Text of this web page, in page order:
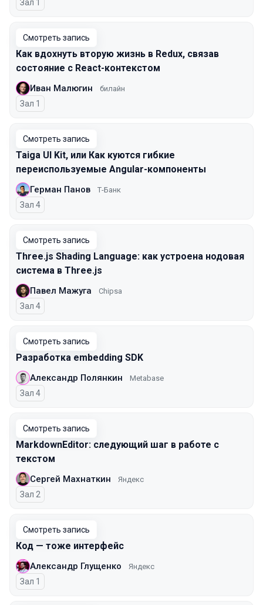
Зал 1
Смотреть запись
Как вдохнуть вторую жизнь в Redux, связав
состояние с React-контекстом
Иван Малюгин билайн
Зал 1
Смотреть запись
Taiga UI Kit, или Как куются гибкие
переиспользуемые Angular-компоненты
Герман Панов Т-Банк
Зал 4
Смотреть запись
Three.js Shading Language: как устроена нодовая
система в Three.js
Павел Мажуга Chipsa
Зал 4
Смотреть запись
Разработка embedding SDK
Александр Полянкин Metabase
Зал 4
Смотреть запись
MarkdownEditor: следующий шаг в работе с
текстом
Сергей Махнаткин Яндекс
Зал 2
Смотреть запись
Код — тоже интерфейс
Александр Глущенко Яндекс
Зал 1